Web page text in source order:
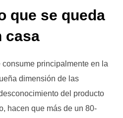
que se queda
casa
principalmente en la
dimensión de las
del producto
hacen que más de un 80-